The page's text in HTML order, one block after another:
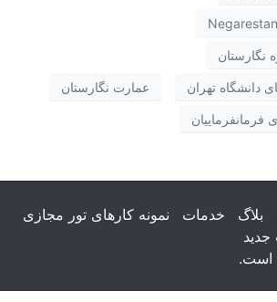
نگارستان
دانشگاه تهران عمارت نگارستان
فرمانفرماییان
بلاگ خدمات
نمونه کارهای تور مجازی
است.